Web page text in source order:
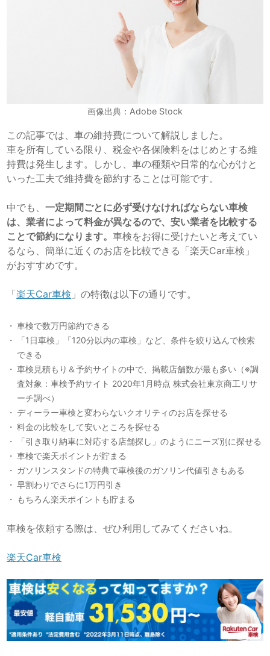
画像出典：Adobe Stock
この記事では、車の維持費について解説しました。
車を所有している限り、税金や各保険料をはじめとする維
持費は発生します。しかし、車の種類や日常的な心がけと
いった工夫で維持費を節約することは可能です。
中でも、一定期間ごとに必ず受けなければならない車検
は、業者によって料金が異なるので、安い業者を比較する
ことで節約になります。車検をお得に受けたいと考えてい
るなら、簡単に近くのお店を比較できる「楽天Car車検」
がおすすめです。
「楽天Car車検 」の特徴は以下の通りです。
車検で数万円節約できる
「1日車検」「120分以内の車検」など、条件を絞り込んで検索
できる
車検見積もり＆予約サイトの中で、掲載店舗数が最も多い（※調
査対象：車検予約サイト 2020年1月時点 株式会社東京商工リサ
ーチ調べ）
ディーラー車検と変わらないクオリティのお店を探せる
料金の比較をして安いところを探せる
「引き取り納車に対応する店舗探し」のようにニーズ別に探せる
車検で楽天ポイントが貯まる
ガソリンスタンドの特典で車検後のガソリン代値引きもある
早割わりでさらに1万円引き
もちろん楽天ポイントも貯まる
車検を依頼する際は、ぜひ利用してみてくださいね。
楽天Car車検